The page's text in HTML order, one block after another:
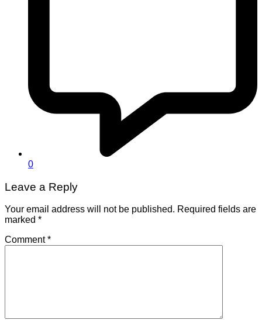
0
Leave a Reply
Your email address will not be published. Required fields are
marked *
Comment*